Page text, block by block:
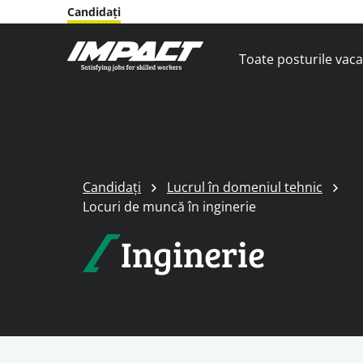
Candidați
Toate posturile
Candidați
Lucrul în domeniul tehnic
Locuri de muncă în inginerie
Inginerie